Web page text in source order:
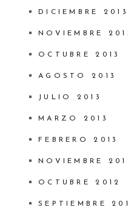
DICIEMBRE 2013
NOVIEMBRE
OCTUBRE 2013
AGOSTO 2013
JULIO 2013
MARZO 2013
FEBRERO 2013
NOVIEMBRE
OCTUBRE 2012
SEPTIEMBRE